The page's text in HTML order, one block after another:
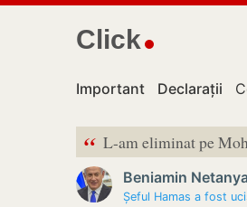
Click
Important Declarații
“ L-am eliminat pe
Beniamin
Șeful Hamas a fost